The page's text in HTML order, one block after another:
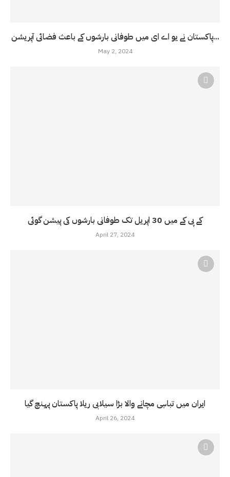
پاکستان نے یو اے ای میں طوفانی بارشوں کے باعث فضائی آپریشن...
May 2, 2024
کے پی کے میں 30 اپریل تک طوفانی بارشوں کی پیشن گوئی
April 27, 2024
ایران میں تباہی مچانے والا بڑا سیلابی ریلا پاکستان پہنچ گیا
April 26, 2024